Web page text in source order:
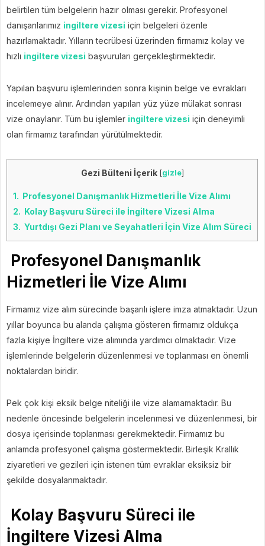
belirtilen tüm belgelerin hazır olması gerekir. Profesyonel
danışanlarımız ingiltere vizesi için belgeleri özenle
hazırlamaktadır. Yılların tecrübesi üzerinden firmamız kolay ve
hızlı ingiltere vizesi başvuruları gerçekleştirmektedir.
Yapılan başvuru işlemlerinden sonra kişinin belge ve evrakları
incelemeye alınır. Ardından yapılan yüz yüze mülakat sonrası
vize onaylanır. Tüm bu işlemler ingiltere vizesi için deneyimli
olan firmamız tarafından yürütülmektedir.
Gezi Bülteni İçerik [gizle]
1. Profesyonel Danışmanlık Hizmetleri İle Vize Alımı
2. Kolay Başvuru Süreci ile İngiltere Vizesi Alma
3. Yurtdışı Gezi Planı ve Seyahatleri İçin Vize Alım Süreci
Profesyonel Danışmanlık
Hizmetleri İle Vize Alımı
Firmamız vize alım sürecinde başarılı işlere imza atmaktadır. Uzun
yıllar boyunca bu alanda çalışma gösteren firmamız oldukça
fazla kişiye İngiltere vize alımında yardımcı olmaktadır. Vize
işlemlerinde belgelerin düzenlenmesi ve toplanması en önemli
noktalardan biridir.
Pek çok kişi eksik belge niteliği ile vize alamamaktadır. Bu
nedenle öncesinde belgelerin incelenmesi ve düzenlenmesi, bir
dosya içerisinde toplanması gerekmektedir. Firmamız bu
anlamda profesyonel çalışma göstermektedir. Birleşik Krallık
ziyaretleri ve gezileri için istenen tüm evraklar eksiksiz bir
şekilde dosyalanmaktadır.
Kolay Başvuru Süreci ile
İngiltere Vizesi Alma